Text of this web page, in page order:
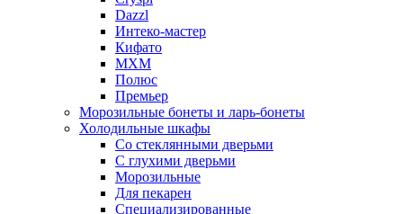
Dazzl
Интеко-мастер
Кифато
МХМ
Полюс
Премьер
Морозильные бонеты и ларь-бонеты
Холодильные шкафы
Со стеклянными дверьми
С глухими дверьми
Морозильные
Для пекарен
Специализированные